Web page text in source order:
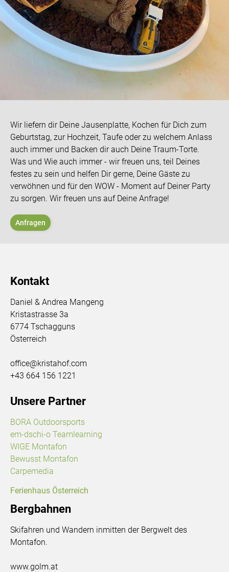
Wir liefern dir Deine Jausenplatte, Kochen für Dich zum
Geburtstag, zur Hochzeit, Taufe oder zu welchem Anlass
auch immer und Backen dir auch Deine Traum-Torte.
Was und Wie auch immer - wir freuen uns, teil Deines
festes zu sein und helfen Dir gerne, Deine Gäste zu
verwöhnen und für den WOW - Moment auf Deiner Party
zu sorgen. Wir freuen uns auf Deine Anfrage!
Anfragen
Kontakt
Daniel & Andrea Mangeng
Kristastrasse 3a
6774 Tschagguns
Österreich
office@kristahof.com
+43 664 156 1221
Unsere Partner
BORA Outdoorsports
em-dschi-o Teamlearning
WIGE Montafon
Bewusst Montafon
Carpemedia
Ferienhaus Österreich
Bergbahnen
Skifahren und Wandern inmitten der Bergwelt des
Montafon.
www.golm.at